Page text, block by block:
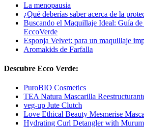
La menopausia
¿Qué deberías saber acerca de la
Buscando el Maquillaje Ideal: Guía
EccoVerde
Esponja Velvet: para un maquillaje
Aromakids de Farfalla
Descubre Ecco Verde:
PuroBIO Cosmetics
TEA Natura Mascarilla
veg-up Jute Clutch
Love Ethical Beauty Mesmerise
Hydrating Curl Detangler with